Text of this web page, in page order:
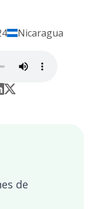
Nicaragua
de